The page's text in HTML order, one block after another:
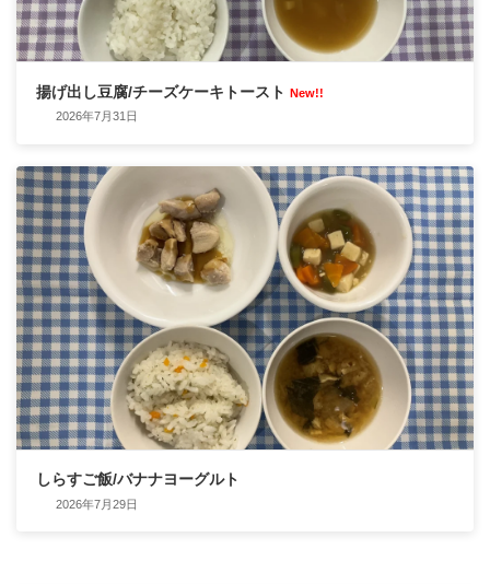
揚げ出し豆腐/チーズケーキトースト New!!
2026年7月31日
しらすご飯/バナナヨーグルト
2026年7月29日